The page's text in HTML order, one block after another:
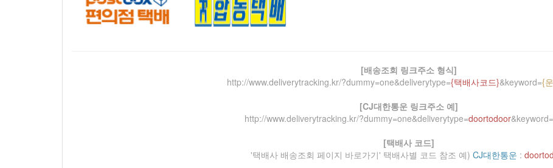
[배송조회 링크주소 형식]
http://www.deliverytracking.kr/?dummy=one&deliverytype={택배사코드}&keyword={
[CJ대한통운 링크주소 예]
http://www.deliverytracking.kr/?dummy=one&deliverytype=doortodoor&keyword=
[택배사 코드]
'택배사 배송조회 페이지 바로가기' 택배사별 코드 참조 예) CJ대한통운 :